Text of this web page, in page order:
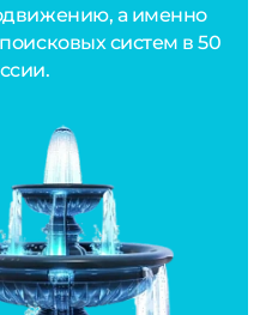
а именно
систем в 50